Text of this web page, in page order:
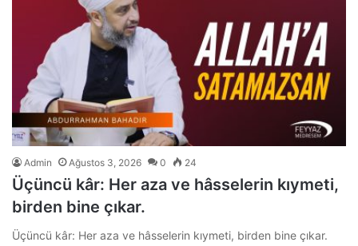
Admin Ağustos 3, 2026 0 24
Üçüncü kâr: Her aza ve hâsselerin kıymeti,
birden bine çıkar.
Üçüncü kâr: Her aza ve hâsselerin kıymeti, birden bine çıkar.